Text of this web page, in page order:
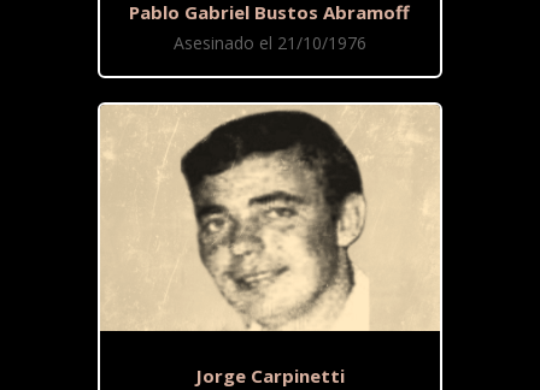
Pablo Gabriel Bustos Abramoff
Asesinado el 21/10/1976
Jorge Carpinetti